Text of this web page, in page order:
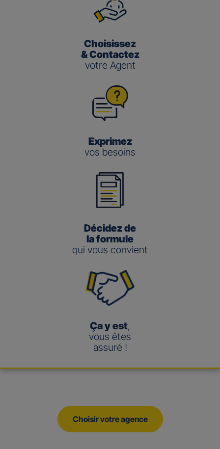
Choisissez
& Contactez
votre Agent
Exprimez
vos besoins
Décidez de
la formule
qui vous convient
Ça y est,
vous êtes
assuré !
Choisir votre agence